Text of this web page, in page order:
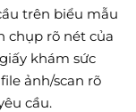
trên biểu mẫu
chụp rõ nét của
khám sức
ảnh/scan rõ
cầu.